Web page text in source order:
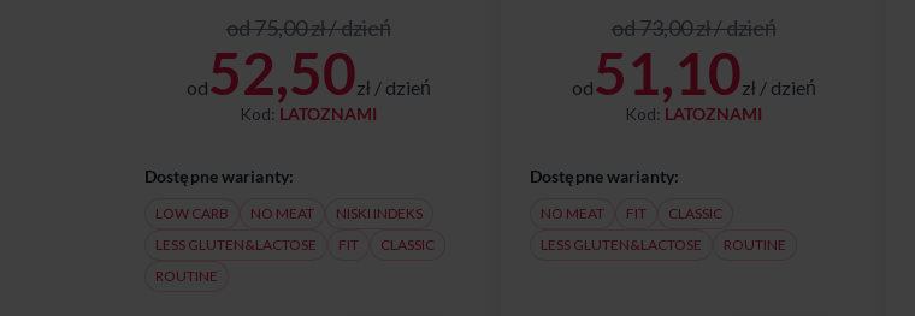
od 75,00 zł / dzień
od52,50zł / dzień
Kod: LATOZNAMI
Dostępne warianty:
LOW CARB NO MEAT
NISKI INDEKS
LESS GLUTEN&LACTOSE
FIT
CLASSIC
ROUTINE
od 73,00 zł / dzień
od51,10zł / dzień
Kod: LATOZNAMI
Dostępne warianty:
NO MEAT FIT
CLASSIC
LESS GLUTEN&LACTOSE
ROUTINE